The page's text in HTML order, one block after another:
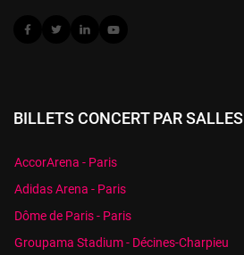
BILLETS CONCERT PAR SALLES
AccorArena - Paris
Adidas Arena - Paris
Dôme de Paris - Paris
Groupama Stadium - Décines-Charpieu